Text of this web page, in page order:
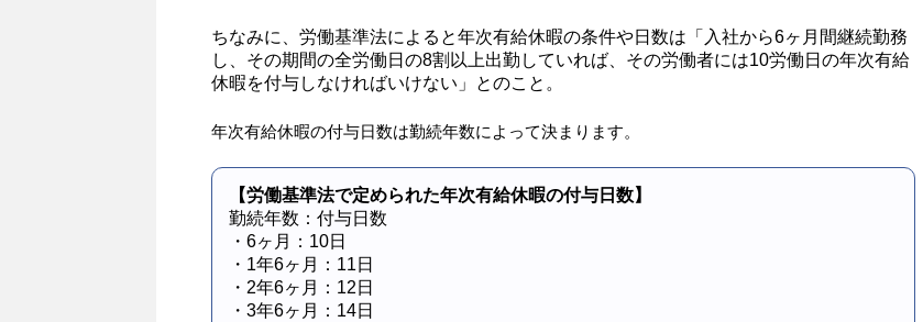
ちなみに、労働基準法によると年次有給休暇の条件や日数は「入社から6ヶ月間継続勤務
し、その期間の全労働日の8割以上出勤していれば、その労働者には10労働日の年次有給
休暇を付与しなければいけない」とのこと。
年次有給休暇の付与日数は勤続年数によって決まります。
【労働基準法で定められた年次有給休暇の付与日数】
勤続年数：付与日数
・6ヶ月：10日
・1年6ヶ月：11日
・2年6ヶ月：12日
・3年6ヶ月：14日